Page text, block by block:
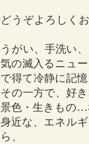
どうぞよろしく
うがい、手洗い
気の滅入るニュ
で得て冷静に記
その一方で、好
景色・生きもの
身近な、エネル
ら、